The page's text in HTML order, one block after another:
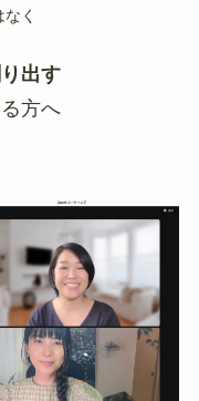
く
出す
方へ